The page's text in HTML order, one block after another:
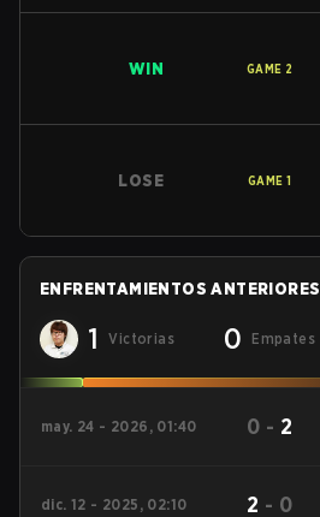
WIN GAME 2
LOSE GAME 1
ENFRENTAMIENTOS ANTERIORES
1 Victorias 0 Empates
may. 24 - 2026, 01:40 0 - 2
dic. 12 - 2025, 02:10 2 - 0